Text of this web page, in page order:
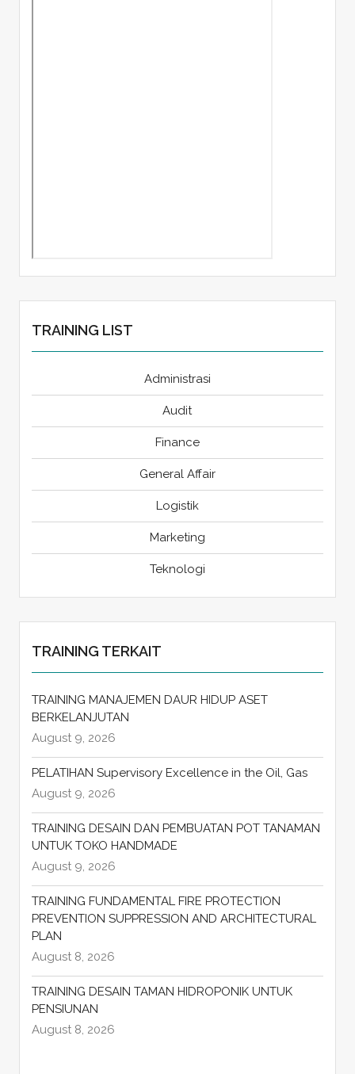
TRAINING LIST
Administrasi
Audit
Finance
General Affair
Logistik
Marketing
Teknologi
TRAINING TERKAIT
TRAINING MANAJEMEN DAUR HIDUP ASET
BERKELANJUTAN
August 9, 2026
PELATIHAN Supervisory Excellence in the Oil, Gas
August 9, 2026
TRAINING DESAIN DAN PEMBUATAN POT TANAMAN
UNTUK TOKO HANDMADE
August 9, 2026
TRAINING FUNDAMENTAL FIRE PROTECTION
PREVENTION SUPPRESSION AND ARCHITECTURAL
PLAN
August 8, 2026
TRAINING DESAIN TAMAN HIDROPONIK UNTUK
PENSIUNAN
August 8, 2026